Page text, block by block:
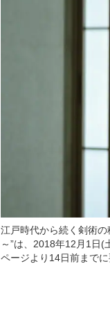
江戸時代から続く剣術
～”は、2018年12月1日
ページより14日前までに